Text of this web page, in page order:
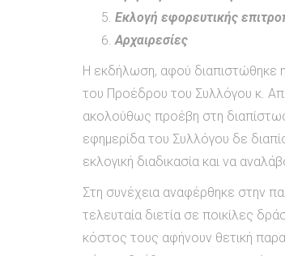
Εκλογή εφορευτικής
Αρχαιρεσίες
Η εκδήλωση, αφού διαπιστώθηκε
του Προέδρου του Συλλόγου κ.
ακολούθως προέβη στη
εφημερίδα του Συλλόγου δε
εκλογική διαδικασία και να
Στη συνέχεια αναφέρθηκε στην
τελευταία διετία σε ποικίλες
κόστος τους αφήνουν θετική